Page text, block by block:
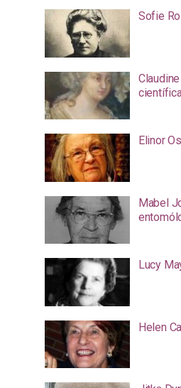
Sofie
Elinor
Mabel
Lucy
Helen